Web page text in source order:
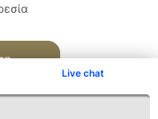
Live chat